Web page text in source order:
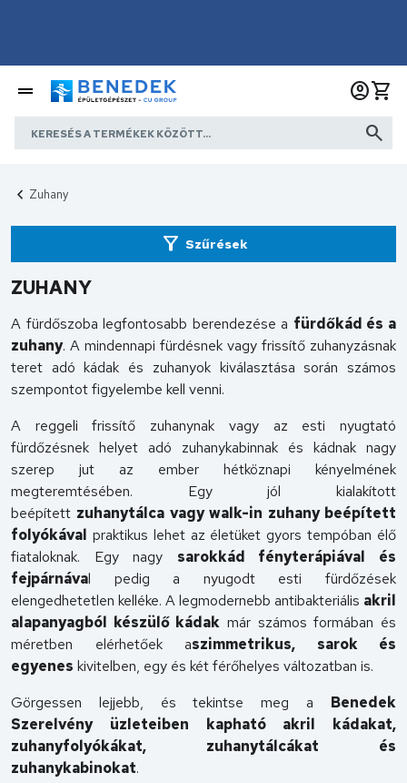
Zuhany
ZUHANY
A fürdőszoba legfontosabb berendezése a fürdőkád és a
zuhany. A mindennapi fürdésnek vagy frissítő zuhanyzásnak
teret adó kádak és zuhanyok kiválasztása során számos
szempontot figyelembe kell venni.
A reggeli frissítő zuhanynak vagy az esti nyugtató
fürdőzésnek helyet adó zuhanykabinnak és kádnak nagy
szerep jut az ember hétköznapi kényelmének
megteremtésében. Egy jól kialakított
beépített zuhanytálca vagy walk-in zuhany beépített
folyókával praktikus lehet az életüket gyors tempóban élő
fiataloknak. Egy nagy sarokkád fényterápiával és
fejpárnával pedig a nyugodt esti fürdőzések
elengedhetetlen kelléke. A legmodernebb antibakteriális akril
alapanyagból készülő kádak már számos formában és
méretben elérhetőek aszimmetrikus, sarok és
egyenes kivitelben, egy és két férőhelyes változatban is.
Görgessen lejjebb, és tekintse meg a Benedek
Szerelvény üzleteiben kapható akril kádakat,
zuhanyfolyókákat, zuhanytálcákat és
zuhanykabinokat.
Szűrések